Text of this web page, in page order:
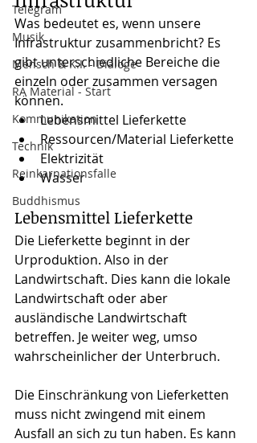
Telegram
Musik
Mensch & K.I. - Dialoge
RA Material - Start
Kommunikation
Technik
Reinkarnationsfalle
Buddhismus
Was bedeutet es, wenn unsere
Infrastruktur zusammenbricht? Es
gibt unterschiedliche Bereiche die
einzeln oder zusammen versagen
können.
Lebensmittel Lieferkette
Ressourcen/Material Lieferkette
Elektrizität
Wasser
Lebensmittel Lieferkette
Die Lieferkette beginnt in der
Urproduktion. Also in der
Landwirtschaft. Dies kann die lokale
Landwirtschaft oder aber
ausländische Landwirtschaft
betreffen. Je weiter weg, umso
wahrscheinlicher der Unterbruch.
Die Einschränkung von Lieferketten
muss nicht zwingend mit einem
Ausfall an sich zu tun haben. Es kann